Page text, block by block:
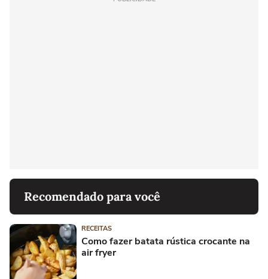
Recomendado para você
RECEITAS
Como fazer batata rústica crocante na
air fryer